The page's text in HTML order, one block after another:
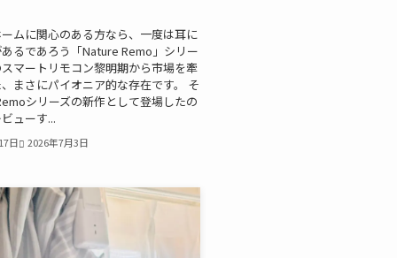
ムに関心のある方なら、一度は耳に
るであろう「Nature Remo」シリー
マートリモコン黎明期から市場を牽
まさにパイオニア的な存在です。 そ
シリーズの新作として登場したの
ューす...
日 2026年7月3日